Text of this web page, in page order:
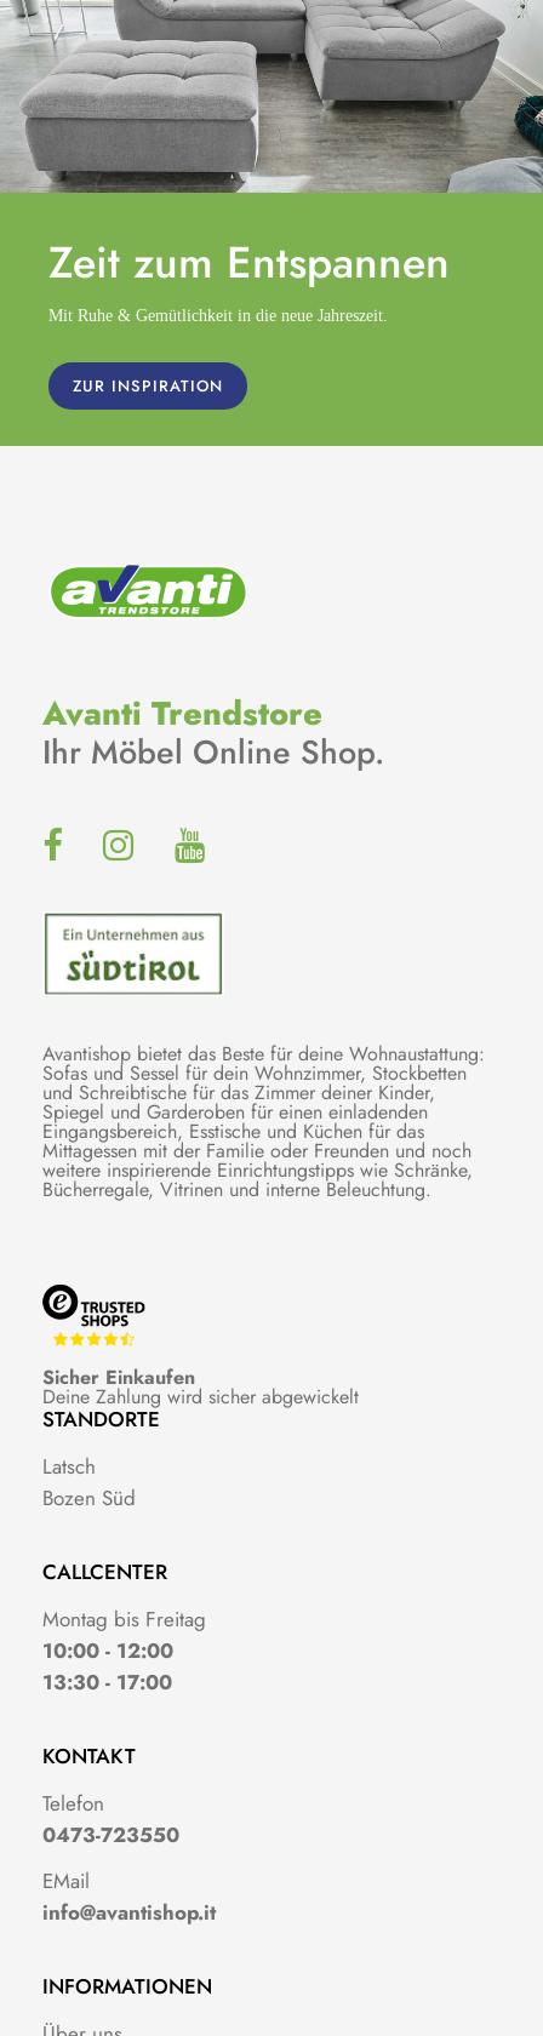
Zeit zum Entspannen
Mit Ruhe & Gemütlichkeit in die neue Jahreszeit.
ZUR INSPIRATION
Avanti Trendstore
Ihr Möbel Online Shop.
Avantishop bietet das Beste für deine Wohnaustattung:
Sofas und Sessel für dein Wohnzimmer, Stockbetten
und Schreibtische für das Zimmer deiner Kinder,
Spiegel und Garderoben für einen einladenden
Eingangsbereich, Esstische und Küchen für das
Mittagessen mit der Familie oder Freunden und noch
weitere inspirierende Einrichtungstipps wie Schränke,
Bücherregale, Vitrinen und interne Beleuchtung.
Sicher Einkaufen
Deine Zahlung wird sicher abgewickelt
STANDORTE
Latsch
Bozen Süd
CALLCENTER
Montag bis Freitag
10:00 - 12:00
13:30 - 17:00
KONTAKT
Telefon
0473-723550
EMail
info@avantishop.it
INFORMATIONEN